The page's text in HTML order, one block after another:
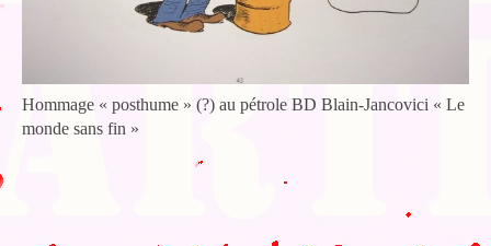
Hommage « posthume » (?) au pétrole BD Blain-Jancovici « Le
monde sans fin »